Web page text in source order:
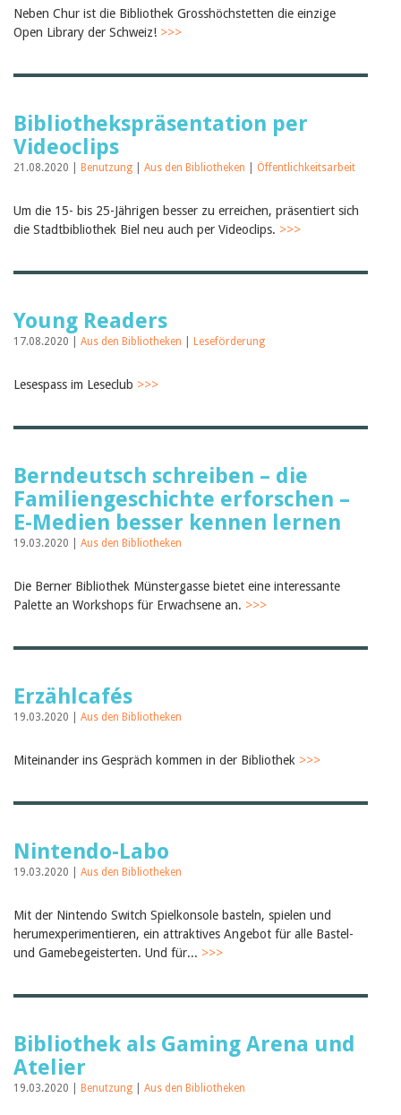
Neben Chur ist die Bibliothek Grosshöchstetten die einzige
Open Library der Schweiz! >>>
Bibliothekspräsentation per
Videoclips
21.08.2020 | Benutzung Aus den Bibliotheken Öffentlichkeitsarbeit
Um die 15- bis 25-Jährigen besser zu erreichen, präsentiert sich
die Stadtbibliothek Biel neu auch per Videoclips. >>>
Young Readers
17.08.2020 | Aus den Bibliotheken Leseförderung
Lesespass im Leseclub >>>
Berndeutsch schreiben – die
Familiengeschichte erforschen –
E-Medien besser kennen lernen
19.03.2020 | Aus den Bibliotheken
Die Berner Bibliothek Münstergasse bietet eine interessante
Palette an Workshops für Erwachsene an. >>>
Erzählcafés
19.03.2020 | Aus den Bibliotheken
Miteinander ins Gespräch kommen in der Bibliothek >>>
Nintendo-Labo
19.03.2020 | Aus den Bibliotheken
Mit der Nintendo Switch Spielkonsole basteln, spielen und
herumexperimentieren, ein attraktives Angebot für alle Bastel-
und Gamebegeisterten. Und für... >>>
Bibliothek als Gaming Arena und
Atelier
19.03.2020 | Benutzung Aus den Bibliotheken